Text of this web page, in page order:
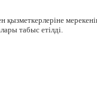
қызметкерлеріне мереке
табыс етілді.